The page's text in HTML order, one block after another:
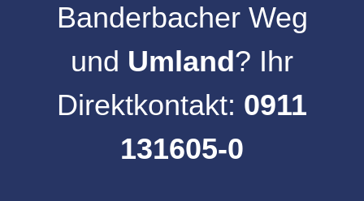
Banderbacher Weg
und Umland? Ihr
Direktkontakt: 0911
131605-0